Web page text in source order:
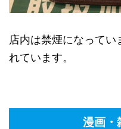
店内は禁煙になってい
れています。
漫画・